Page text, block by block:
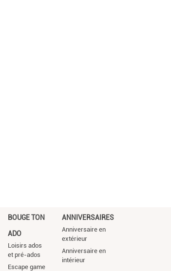
BOUGE TON
ADO
Loisirs ados
et pré-ados
Escape game
ANNIVERSAIRES
Anniversaire en
extérieur
Anniversaire en
intérieur